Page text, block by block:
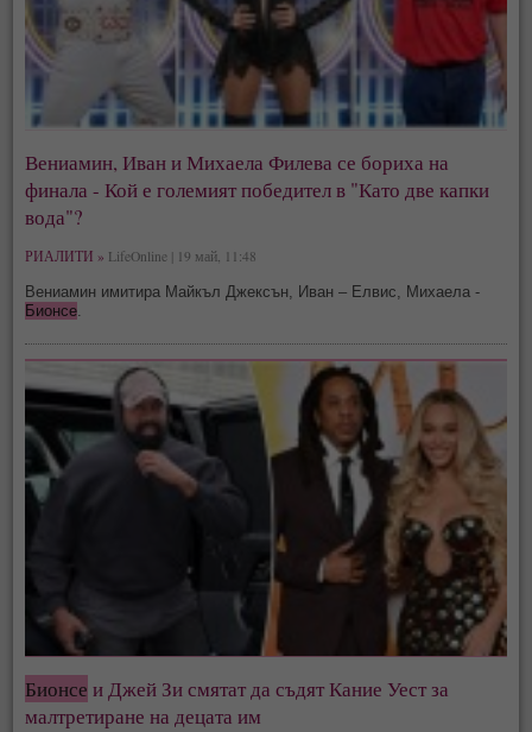
Вениамин, Иван и Михаела Филева се бориха на
финала - Кой е големият победител в "Като две капки
вода"?
РИАЛИТИ » LifeOnline | 19 май, 11:48
Вениамин имитира Майкъл Джексън, Иван – Елвис, Михаела -
Бионсе
Бионсе и Джей Зи смятат да съдят Кание Уест за
малтретиране на децата им